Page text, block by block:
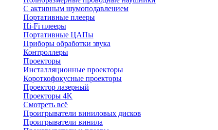
С активным шумоподавлением
Портативные плееры
Hi-Fi плееры
Портативные ЦАПы
Приборы обработки звука
Контроллеры
Проекторы
Инсталляционные проекторы
Короткофокусные проекторы
Проектор лазерный
Проекторы 4K
Смотреть всё
Проигрыватели виниловых дисков
Проигрыватели винила